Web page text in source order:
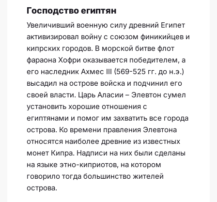
Господство египтян
Увеличивший военную силу древний Египет
активизировал войну с союзом финикийцев и
кипрских городов. В морской битве флот
фараона Хофри оказывается победителем, а
его наследник Ахмес III (569-525 гг. до н.э.)
высадил на острове войска и подчинил его
своей власти. Царь Аласии – Элевтон сумел
установить хорошие отношения с
египтянами и помог им захватить все города
острова. Ко времени правления Элевтона
относятся наиболее древние из известных
монет Кипра. Надписи на них были сделаны
на языке этно-киприотов, на котором
говорило тогда большинство жителей
острова.